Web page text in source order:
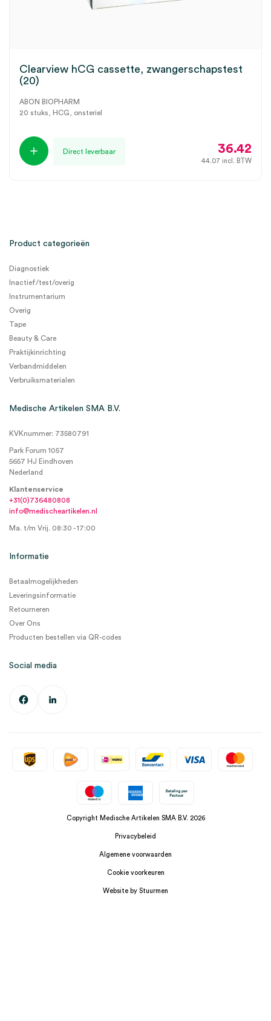
Clearview hCG cassette, zwangerschapstest
(20)
ABON BIOPHARM
20 stuks, HCG, onsteriel
Direct leverbaar 36.42
44.07 incl. BTW
Product categorieën
Diagnostiek
Inactief/test/overig
Instrumentarium
Overig
Tape
Beauty & Care
Praktijkinrichting
Verbandmiddelen
Verbruiksmaterialen
Medische Artikelen SMA B.V.
KVKnummer: 73580791
Park Forum 1057
5657 HJ Eindhoven
Nederland
Klantenservice
+31(0)736480808
info@medischeartikelen.nl
Ma. t/m Vrij. 08:30 - 17:00
Informatie
Betaalmogelijkheden
Leveringsinformatie
Retourneren
Over Ons
Producten bestellen via QR-codes
Social media
Copyright Medische Artikelen SMA B.V. 2026
Privacybeleid
Algemene voorwaarden
Cookie voorkeuren
Website by Stuurmen